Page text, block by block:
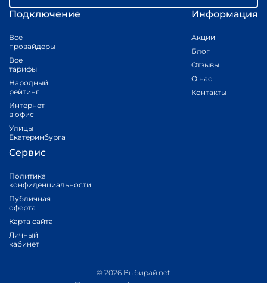
Подключение
Все
провайдеры
Все
тарифы
Народный
рейтинг
Интернет
в офис
Улицы
Екатеринбурга
Информация
Акции
Блог
Отзывы
О нас
Контакты
Сервис
Политика
конфиденциальности
Публичная
оферта
Карта сайта
Личный
кабинет
© 2026 Выбирай.net